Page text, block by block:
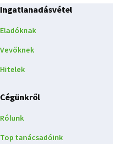
Ingatlanadásvétel
Eladóknak
Vevőknek
Hitelek
Cégünkről
Rólunk
Top tanácsadóink